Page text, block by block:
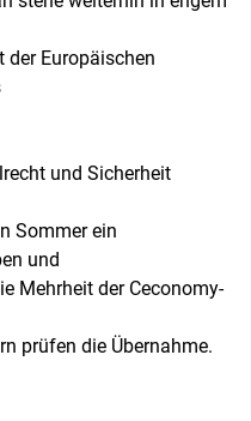
Europäischen
und Sicherheit
Sommer ein
und
Mehrheit der Ceconomy-
prüfen die Übernahme.